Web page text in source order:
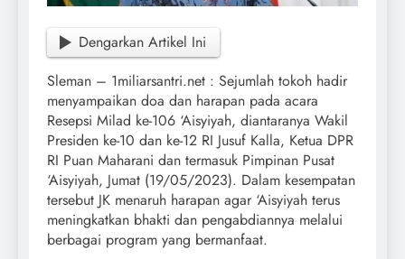
Dengarkan Artikel Ini
Sleman – 1miliarsantri.net : Sejumlah tokoh hadir
menyampaikan doa dan harapan pada acara
Resepsi Milad ke-106 ‘Aisyiyah, diantaranya Wakil
Presiden ke-10 dan ke-12 RI Jusuf Kalla, Ketua DPR
RI Puan Maharani dan termasuk Pimpinan Pusat
‘Aisyiyah, Jumat (19/05/2023). Dalam kesempatan
tersebut JK menaruh harapan agar ‘Aisyiyah terus
meningkatkan bhakti dan pengabdiannya melalui
berbagai program yang bermanfaat.